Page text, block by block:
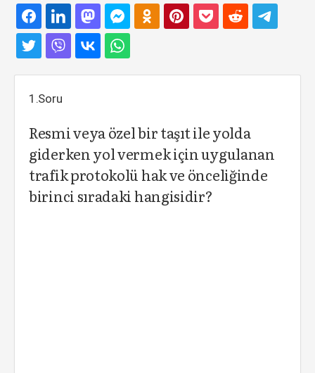
1.Soru
Resmi veya özel bir taşıt ile yolda
giderken yol vermek için uygulanan
trafik protokolü hak ve önceliğinde
birinci sıradaki hangisidir?